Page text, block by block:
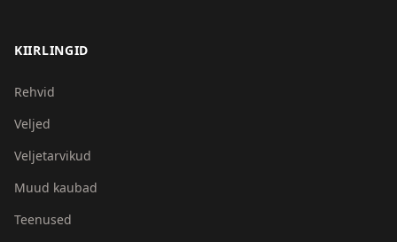
KIIRLINGID
Rehvid
Veljed
Veljetarvikud
Muud kaubad
Teenused